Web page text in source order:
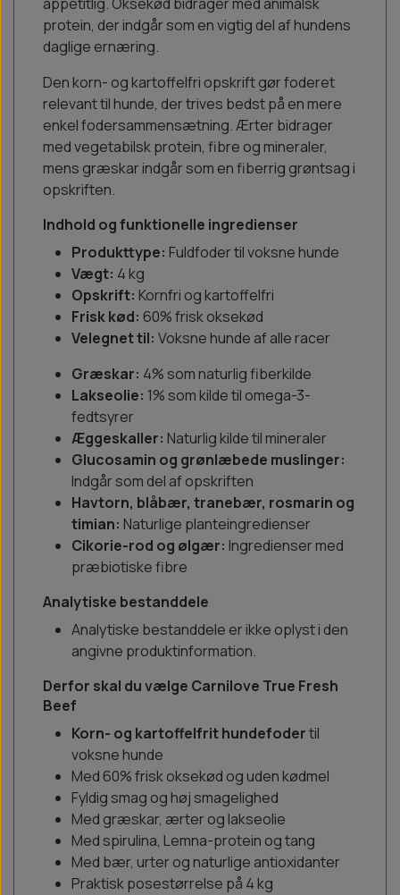
protein, der indgår som en vigtig del af hundens
daglige ernæring.
Den korn- og kartoffelfri opskrift gør foderet
relevant til hunde, der trives bedst på en mere
enkel fodersammensætning. Ærter bidrager
med vegetabilsk protein, fibre og mineraler,
mens græskar indgår som en fiberrig grøntsag i
opskriften.
Indhold og funktionelle ingredienser
Produkttype: Fuldfoder til voksne hunde
Vægt: 4 kg
Opskrift: Kornfri og kartoffelfri
Frisk kød: 60% frisk oksekød
Velegnet til: Voksne hunde af alle racer
Græskar: 4% som naturlig fiberkilde
Lakseolie: 1% som kilde til omega-3-
fedtsyrer
Æggeskaller: Naturlig kilde til mineraler
Glucosamin og grønlæbede muslinger:
Indgår som del af opskriften
Havtorn, blåbær, tranebær, rosmarin og
timian: Naturlige planteingredienser
Cikorie-rod og ølgær: Ingredienser med
præbiotiske fibre
Analytiske bestanddele
Analytiske bestanddele er ikke oplyst i den
angivne produktinformation.
Derfor skal du vælge Carnilove True Fresh
Beef
Korn- og kartoffelfrit hundefodertil
voksne hunde
Med 60% frisk oksekød og uden kødmel
Fyldig smag og høj smagelighed
Med græskar, ærter og lakseolie
Med spirulina, Lemna-protein og tang
Med bær, urter og naturlige antioxidanter
Praktisk posestørrelse på 4 kg